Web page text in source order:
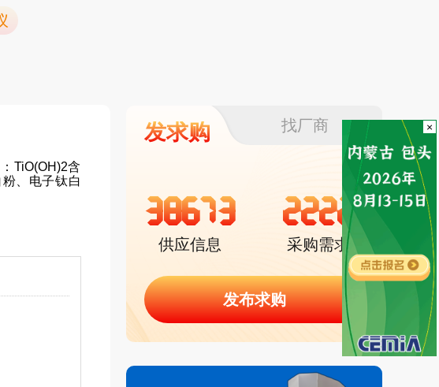
TiO(OH)2含
、电子钛白
发求购 找厂商
38673
供应信息
2222
采购需求
发布求购
×